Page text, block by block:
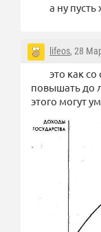
а ну пусть
lifeos, 28
это как
повышать до
этого могут